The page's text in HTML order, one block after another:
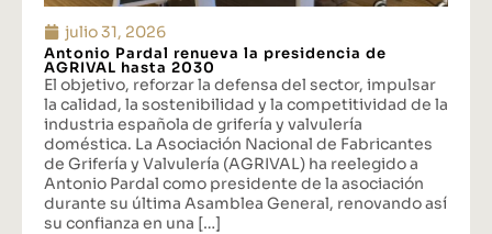
julio 31, 2026
Antonio Pardal renueva la presidencia de
AGRIVAL hasta 2030
El objetivo, reforzar la defensa del sector, impulsar
la calidad, la sostenibilidad y la competitividad de la
industria española de grifería y valvulería
doméstica. La Asociación Nacional de Fabricantes
de Grifería y Valvulería (AGRIVAL) ha reelegido a
Antonio Pardal como presidente de la asociación
durante su última Asamblea General, renovando así
su confianza en una […]